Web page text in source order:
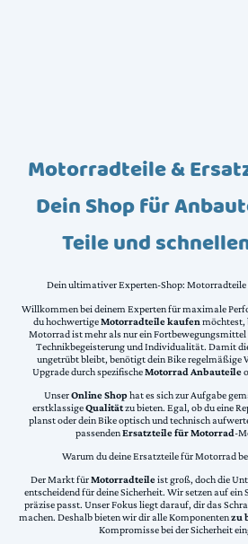
Motorradteile &
Dein Shop für
Teile und
Dein ultimativer Experten-Shop:
Willkommen bei deinem Experten für maximale
du hochwertigeMotorradteile kaufen möchtest,
Motorrad ist mehr als nur ein Fortbewegungsmittel
Technikbegeisterung und Individualität. Damit
ungetrübt bleibt, benötigt dein Bike regelmäßige
Upgrade durch spezifischeMotorrad Anbauteile
UnserOnline Shophat es sich zur Aufgabe
erstklassigeQualitätzu bieten. Egal, ob du eine
planst oder dein Bike optisch und technisch
passendenErsatzteile für Motorrad-
Warum du deine Ersatzteile für Motorrad
Der Markt fürMotorradteileist groß, doch die
entscheidend für deine Sicherheit. Wir setzen auf
präzise passt. Unser Fokus liegt darauf, dir das
machen. Deshalb bieten wir dir alle Komponentenzu
Kompromisse bei der Sicherheit